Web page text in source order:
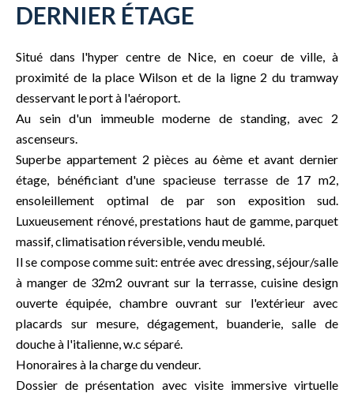
DERNIER ÉTAGE
Situé dans l'hyper centre de Nice, en coeur de ville, à
proximité de la place Wilson et de la ligne 2 du tramway
desservant le port à l'aéroport.
Au sein d'un immeuble moderne de standing, avec 2
ascenseurs.
Superbe appartement 2 pièces au 6ème et avant dernier
étage, bénéficiant d'une spacieuse terrasse de 17 m2,
ensoleillement optimal de par son exposition sud.
Luxueusement rénové, prestations haut de gamme, parquet
massif, climatisation réversible, vendu meublé.
Il se compose comme suit: entrée avec dressing, séjour/salle
à manger de 32m2 ouvrant sur la terrasse, cuisine design
ouverte équipée, chambre ouvrant sur l'extérieur avec
placards sur mesure, dégagement, buanderie, salle de
douche à l'italienne, w.c séparé.
Honoraires à la charge du vendeur.
Dossier de présentation avec visite immersive virtuelle